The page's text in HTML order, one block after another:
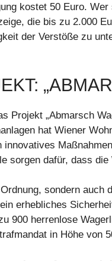
kostet 50 Euro.
die bis zu 2.000
der Verstöße zu
Projekt „Abmarsch
hat Wiener
sorgen dafür, dass
sondern auch
erhebliches
900 herrenlose
in Höhe von